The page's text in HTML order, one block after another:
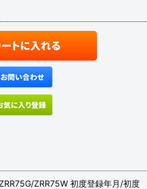
ZRR75W 初度登録年月/初度